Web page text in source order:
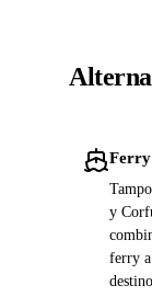
Ferry
y
ferry